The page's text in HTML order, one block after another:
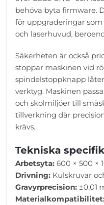
behöva byta firmware.
för uppgraderingar
och laserhuvud,
Säkerheten är också
stoppar maskinen vid
spindelstoppknapp
verktyg. Maskinen
och skolmiljöer till
tillverkning där
krävs.
Tekniska
Arbetsyta: 600 × 500 ×
Drivning: Kulskruvar
Gravyrprecision: ±0,01